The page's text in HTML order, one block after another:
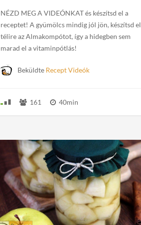
NÉZD MEG A VIDEÓNKAT és készítsd el a
receptet! A gyümölcs mindig jól jön, készítsd el
télire az Almakompótot, így a hidegben sem
marad el a vitaminpótlás!
Beküldte Recept Videók
161 40min